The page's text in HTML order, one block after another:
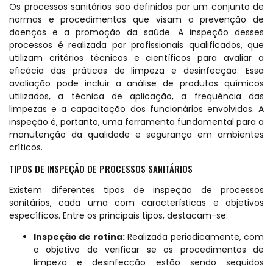
Os processos sanitários são definidos por um conjunto de
normas e procedimentos que visam a prevenção de
doenças e a promoção da saúde. A inspeção desses
processos é realizada por profissionais qualificados, que
utilizam critérios técnicos e científicos para avaliar a
eficácia das práticas de limpeza e desinfecção. Essa
avaliação pode incluir a análise de produtos químicos
utilizados, a técnica de aplicação, a frequência das
limpezas e a capacitação dos funcionários envolvidos. A
inspeção é, portanto, uma ferramenta fundamental para a
manutenção da qualidade e segurança em ambientes
críticos.
TIPOS DE INSPEÇÃO DE PROCESSOS SANITÁRIOS
Existem diferentes tipos de inspeção de processos
sanitários, cada uma com características e objetivos
específicos. Entre os principais tipos, destacam-se:
Inspeção de rotina:Realizada periodicamente, com
o objetivo de verificar se os procedimentos de
limpeza e desinfecção estão sendo seguidos